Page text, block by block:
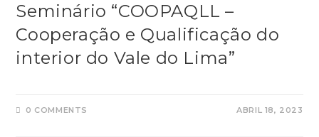
Seminário “COOPAQLL –
Cooperação e Qualificação do
interior do Vale do Lima”
0 COMMENTS ABRIL 18, 2023